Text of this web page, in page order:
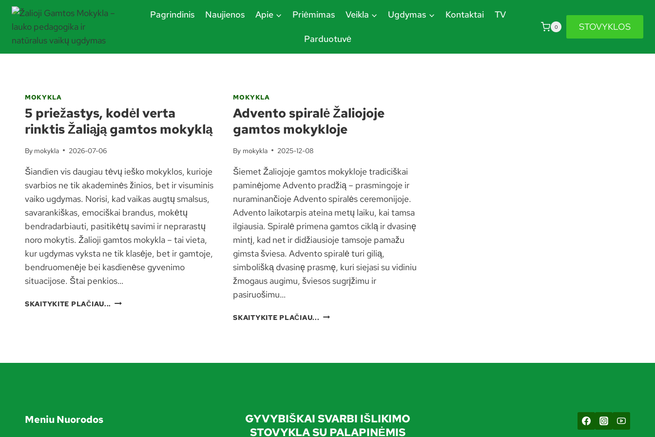
Skip
content
Pagrindinis Naujienos Apie Priėmimas Veikla Ugdymas Kontaktai TV
Parduotuvė
0 STOVYKLOS
MOKYKLA
5 priežastys, kodėl verta
rinktis Žaliąją gamtos mokyklą
By mokykla 2026-07-06
Šiandien vis daugiau tėvų ieško mokyklos, kurioje
svarbios ne tik akademinės žinios, bet ir visuminis
vaiko ugdymas. Norisi, kad vaikas augtų smalsus,
savarankiškas, emociškai brandus, mokėtų
bendradarbiauti, pasitikėtų savimi ir neprarastų
noro mokytis. Žalioji gamtos mokykla – tai vieta,
kur ugdymas vyksta ne tik klasėje, bet ir gamtoje,
bendruomenėje bei kasdienėse gyvenimo
situacijose. Štai penkios…
SKAITYKITE PLAČIAU... 5
MOKYKLA
Advento spiralė Žaliojoje
gamtos mokykloje
By mokykla 2025-12-08
Šiemet Žaliojoje gamtos mokykloje tradiciškai
paminėjome Advento pradžią – prasmingoje ir
nuraminančioje Advento spiralės ceremonijoje.
Advento laikotarpis ateina metų laiku, kai tamsa
ilgiausia. Spiralė primena gamtos ciklą ir dvasinę
mintį, kad net ir didžiausioje tamsoje pamažu
gimsta šviesa. Advento spiralė turi gilią,
simbolišką dvasinę prasmę, kuri siejasi su vidiniu
žmogaus augimu, šviesos sugrįžimu ir
pasiruošimu…
SKAITYKITE PLAČIAU... ADVENTO
Meniu Nuorodos
GYVYBIŠKAI SVARBI IŠLIKIMO
STOVYKLA SU PALAPINĖMIS